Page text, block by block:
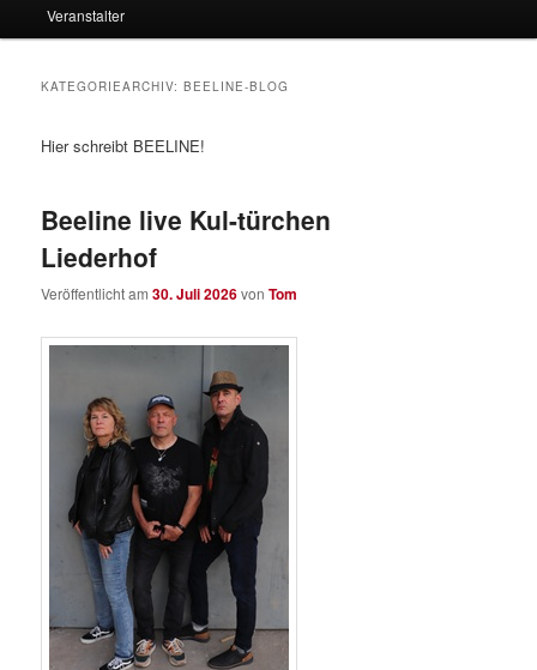
Veranstalter
KATEGORIEARCHIV:BEELINE-BLOG
Hier schreibt BEELINE!
Beeline live Kul-türchen
Liederhof
Veröffentlicht am30. Juli 2026vonTom